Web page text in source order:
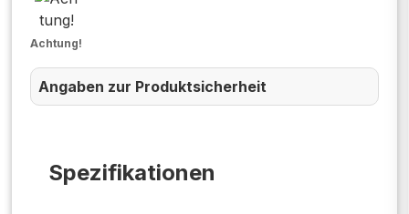
Spezifikationen
Achtung!
Angaben zur Produktsicherheit